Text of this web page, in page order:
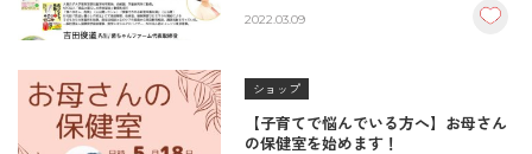
2022.03.09
ショップ
【子育てで悩んでいる方へ】お母さん
の保健室を始めます！